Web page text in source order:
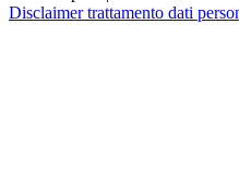
Disclaimer trattamento dati